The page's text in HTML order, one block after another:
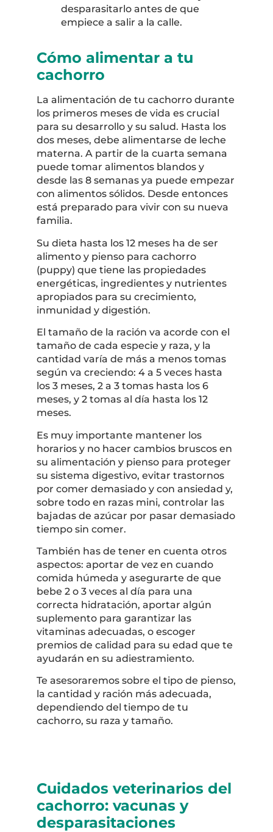
desparasitarlo antes de que
empiece a salir a la calle.
Cómo alimentar a tu
cachorro
La alimentación de tu cachorro durante
los primeros meses de vida es crucial
para su desarrollo y su salud. Hasta los
dos meses, debe alimentarse de leche
materna. A partir de la cuarta semana
puede tomar alimentos blandos y
desde las 8 semanas ya puede empezar
con alimentos sólidos. Desde entonces
está preparado para vivir con su nueva
familia.
Su dieta hasta los 12 meses ha de ser
alimento y pienso para cachorro
(puppy) que tiene las propiedades
energéticas, ingredientes y nutrientes
apropiados para su crecimiento,
inmunidad y digestión.
El tamaño de la ración va acorde con el
tamaño de cada especie y raza, y la
cantidad varía de más a menos tomas
según va creciendo: 4 a 5 veces hasta
los 3 meses, 2 a 3 tomas hasta los 6
meses, y 2 tomas al día hasta los 12
meses.
Es muy importante mantener los
horarios y no hacer cambios bruscos en
su alimentación y pienso para proteger
su sistema digestivo, evitar trastornos
por comer demasiado y con ansiedad y,
sobre todo en razas mini, controlar las
bajadas de azúcar por pasar demasiado
tiempo sin comer.
También has de tener en cuenta otros
aspectos: aportar de vez en cuando
comida húmeda y asegurarte de que
bebe 2 o 3 veces al día para una
correcta hidratación, aportar algún
suplemento para garantizar las
vitaminas adecuadas, o escoger
premios de calidad para su edad que te
ayudarán en su adiestramiento.
Te asesoraremos sobre el tipo de pienso,
la cantidad y ración más adecuada,
dependiendo del tiempo de tu
cachorro, su raza y tamaño.
Cuidados veterinarios del
cachorro: vacunas y
desparasitaciones